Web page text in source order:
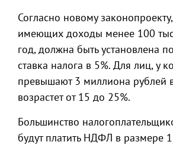
Согласно новому
имеющих доходы менее 100
год, должна быть установлена
ставка налога в 5%. Для лиц, у
превышают 3 миллиона рублей в
возрастет от 15 до 25%.
Большинство
будут платить НДФЛ в размере